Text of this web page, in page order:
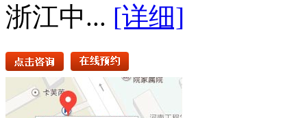
浙江中... [详细]